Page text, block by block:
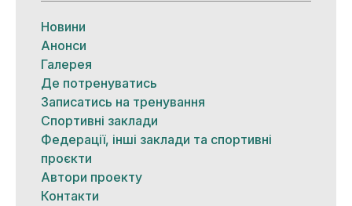
Новини
Анонси
Галерея
Де потренуватись
Записатись на тренування
Спортивні заклади
Федерації, інші заклади та спортивні
проєкти
Автори проекту
Контакти